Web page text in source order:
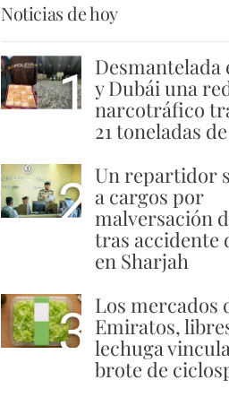
Noticias de hoy
1 Desmantelada
y Dubái una
narcotráfico
21 toneladas
2 Un repartidor
a cargos por
malversación
tras accidente
en Sharjah
3 Los mercados
Emiratos,
lechuga
brote de